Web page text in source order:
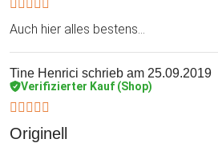
Auch hier alles bestens...
Tine Henrici schrieb am 25.09.2019
Verifizierter Kauf (Shop)
Originell